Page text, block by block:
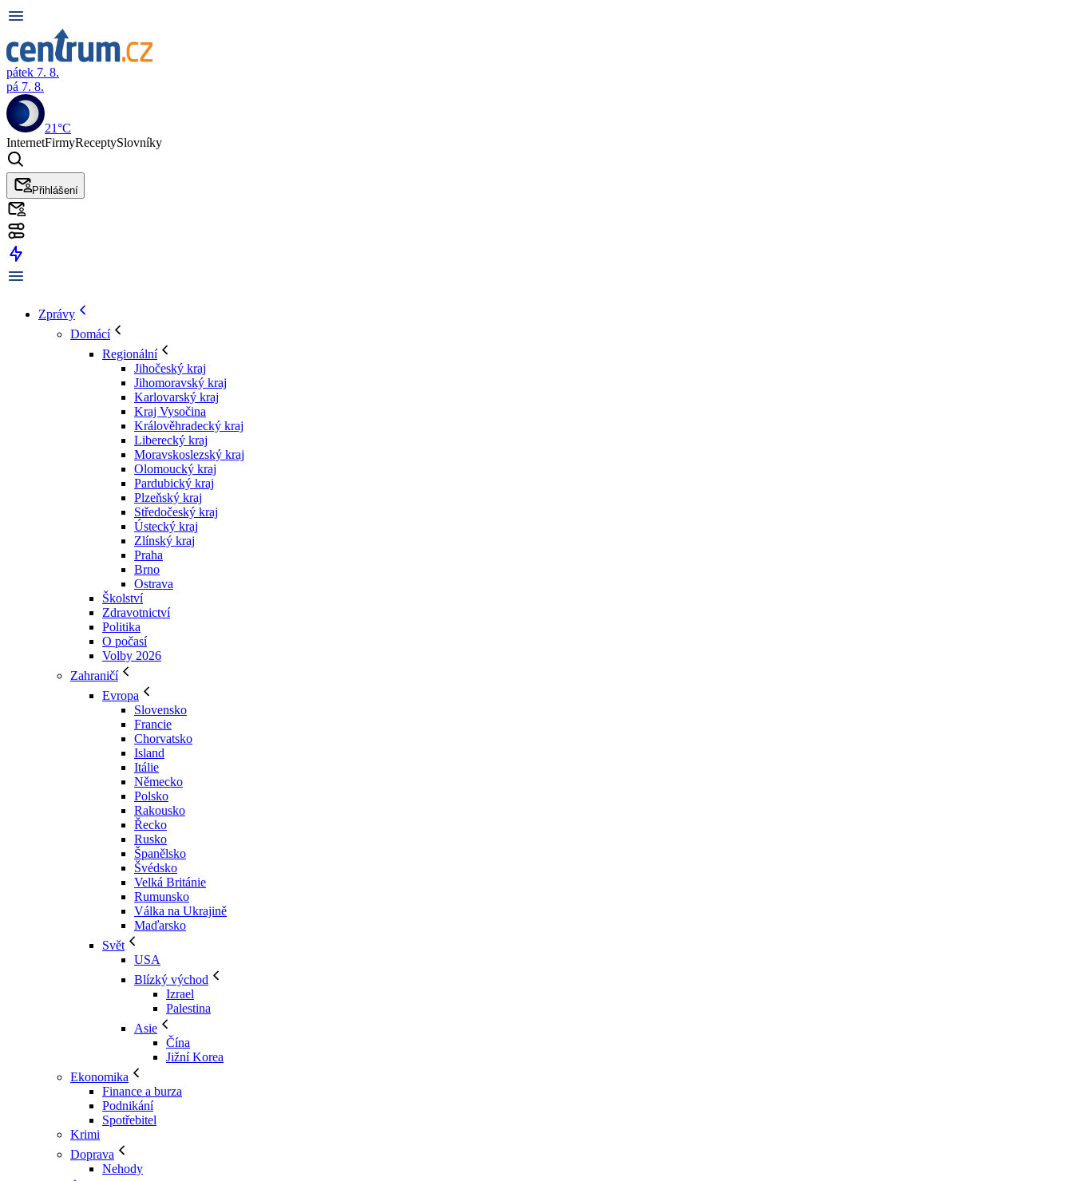
pátek 7. 8.
pá 7. 8.
21°C
InternetFirmyReceptySlovníky
Přihlášení
Zprávy
Domácí
Regionální
Jihočeský kraj
Jihomoravský kraj
Karlovarský kraj
Kraj Vysočina
Králověhradecký kraj
Liberecký kraj
Moravskoslezský kraj
Olomoucký kraj
Pardubický kraj
Plzeňský kraj
Středočeský kraj
Ústecký kraj
Zlínský kraj
Praha
Brno
Ostrava
Školství
Zdravotnictví
Politika
O počasí
Volby 2026
Zahraničí
Evropa
Slovensko
Francie
Chorvatsko
Island
Itálie
Německo
Polsko
Rakousko
Řecko
Rusko
Španělsko
Švédsko
Velká Británie
Rumunsko
Válka na Ukrajině
Maďarsko
Svět
USA
Blízký východ
Izrael
Palestina
Asie
Čína
Jižní Korea
Ekonomika
Finance a burza
Podnikání
Spotřebitel
Krimi
Doprava
Nehody